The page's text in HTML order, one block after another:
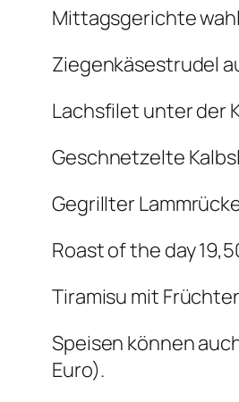
Mittagsgerichte
Ziegenkäsestrudel
Lachsfilet unter der
Geschnetzelte
Gegrillter
Roast of the day
Tiramisu mit
Speisen können
Euro).